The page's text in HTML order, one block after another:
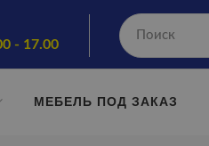
- 17.00
МЕБЕЛЬ ПОД ЗАКАЗ